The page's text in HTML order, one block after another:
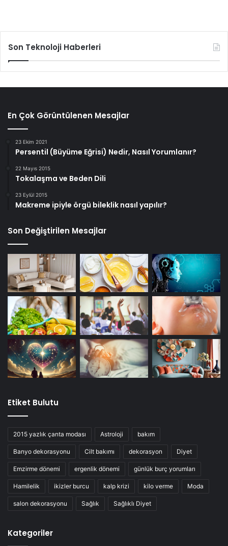
Son Teknoloji Haberleri
En Çok Görüntülenen Mesajlar
23 Ekim 2021
Persentil (Büyüme Eğrisi) Nedir, Nasıl Yorumlanır?
22 Mayıs 2015
Tokalaşma ve Beden Dili
23 Eylül 2015
Makreme ipiyle örgü bileklik nasıl yapılır?
Son Değiştirilen Mesajlar
Etiket Bulutu
2015 yazlık çanta modası Astroloji bakım
Banyo dekorasyonu Cilt bakımı dekorasyon Diyet
Emzirme dönemi ergenlik dönemi günlük burç yorumları
Hamilelik ikizler burcu kalp krizi kilo verme Moda
salon dekorasyonu Sağlık Sağlıklı Diyet
Kategoriler